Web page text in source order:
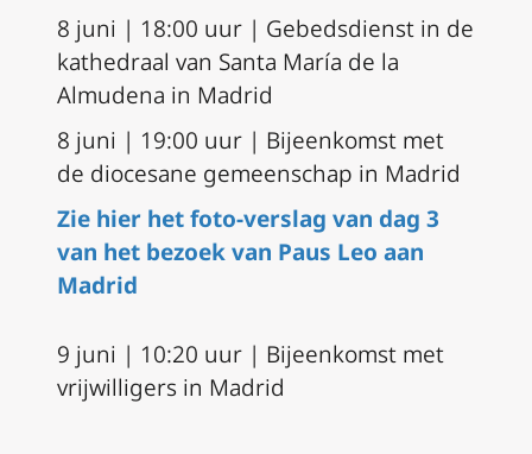
8 juni | 18:00 uur | Gebedsdienst in de
kathedraal van Santa María de la
Almudena in Madrid
8 juni | 19:00 uur | Bijeenkomst met
de diocesane gemeenschap in Madrid
Zie hier het foto-verslag van dag 3
van het bezoek van Paus Leo aan
Madrid
9 juni | 10:20 uur | Bijeenkomst met
vrijwilligers in Madrid